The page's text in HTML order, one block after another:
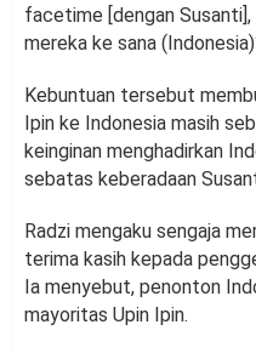
facetime [dengan
mereka ke sana
Kebuntuan tersebut
Ipin ke Indonesia masih
keinginan menghadirkan
sebatas keberadaan
Radzi mengaku sengaja
terima kasih kepada
Ia menyebut, penonton
mayoritas Upin Ipin.